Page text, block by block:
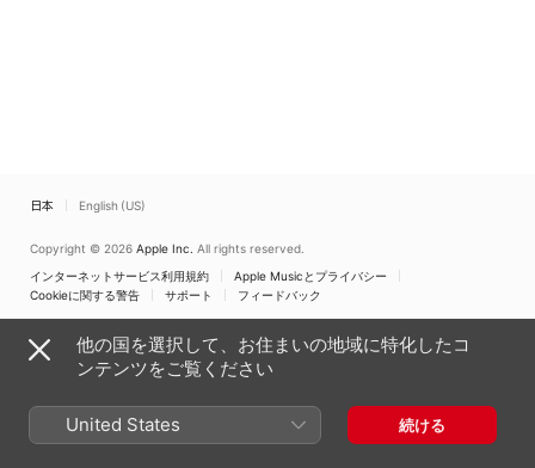
日本 English (US)
Copyright © 2026 Apple Inc. All rights reserved.
インターネットサービス利用規約
Apple Musicとプライバシー
Cookieに関する警告
サポート フィードバック
他の国を選択して、お住まいの地域に特化したコ
ンテンツをご覧ください
United States 続ける